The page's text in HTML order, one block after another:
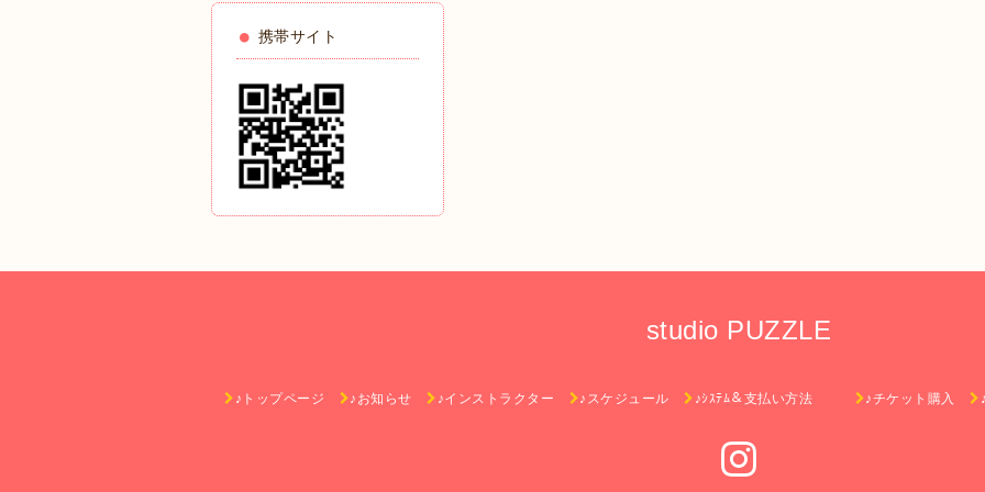
携帯サイト
studio PUZZLE
♪トップページ ♪お知らせ ♪インストラクター ♪スケジュール ♪ｼｽﾃﾑ＆支払い方法 ♪チケット購入